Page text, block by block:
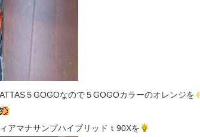
５GOGOなので５GOGOカラーのオレンジを
アマナサンプハイブリッドｔ90Xを